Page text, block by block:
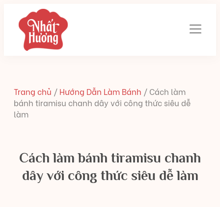
Trang chủ / Hướng Dẫn Làm Bánh / Cách làm
bánh tiramisu chanh dây với công thức siêu dễ
làm
Cách làm bánh tiramisu chanh
dây với công thức siêu dễ làm